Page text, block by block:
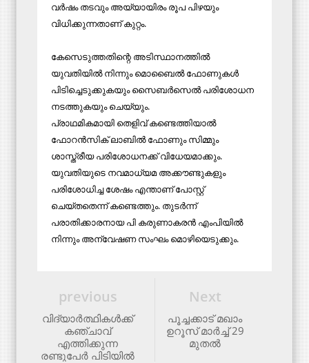
വര്‍ഷം തടവും അയ്യായിരം രൂപ പിഴയും
വിധിക്കുന്നതാണ് കുറ്റം.
കേസെടുത്തതിന്റെ അടിസ്ഥാനത്തില്‍
യുവതിയില്‍ നിന്നും മൊബൈല്‍ ഫോണുകള്‍
പിടിച്ചെടുക്കുകയും സൈബര്‍സെല്‍ പരിശോധന
നടത്തുകയും ചെയ്യും.
പ്രാഥമികമായി തെളിവ് കണ്ടെത്തിയാല്‍
ഫോറന്‍സിക് ലാബില്‍ ഫോണും സിമ്മും
ശാസ്ത്രീയ പരിശോധനക്ക് വിധേയമാക്കും.
യുവതിയുടെ നവമാധ്യമ അക്കൗണ്ടുകളും
പരിശോധിച്ച ശേഷം എന്താണ് പോസ്റ്റ്
ചെയ്തതെന്ന് കണ്ടെത്തും. തുടര്‍ന്ന്
പരാതിക്കാരനായ പി കരുണാകരന്‍ എംപിയില്‍
നിന്നും അന്വേഷണ സംഘം മൊഴിയെടുക്കും.
Next
പൂച്ചക്കാട് മഖാം
ഉറൂസ് മാര്‍ച്ച് 29
മുതല്‍
previous
വിദ്യാര്‍ത്ഥികള്‍ക്ക്
കഞ്ചാവ്
എത്തിക്കുന്ന
രണ്ടുപേര്‍ പിടിയില്‍